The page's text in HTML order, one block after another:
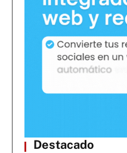
Destacado